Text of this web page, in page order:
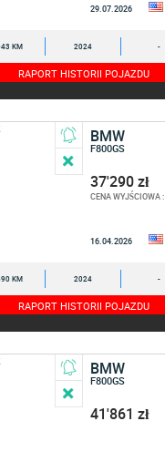
29.07.2026
KM 2024 -
RAPORT HISTORII POJAZDU
BMW
F800GS
37'290 zł
CENA WYJŚCIOWA :
16.04.2026
KM 2024 -
RAPORT HISTORII POJAZDU
BMW
F800GS
41'861 zł